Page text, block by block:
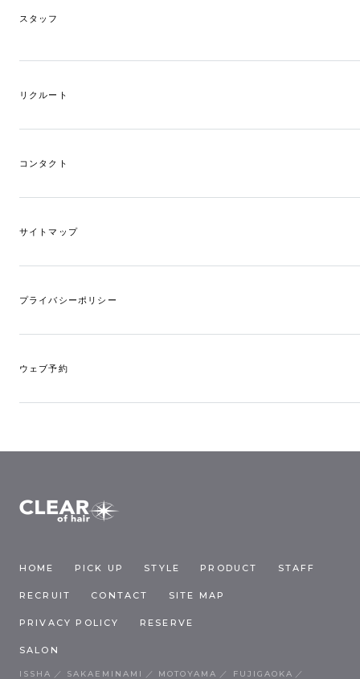
スタッフ
リクルート
コンタクト
サイトマップ
プライバシーポリシー
ウェブ予約
HOME PICK UP STYLE PRODUCT STAFF
RECRUIT CONTACT SITE MAP
PRIVACY POLICY RESERVE
SALON
ISSHA SAKAEMINAMI MOTOYAMA FUJIGAOKA